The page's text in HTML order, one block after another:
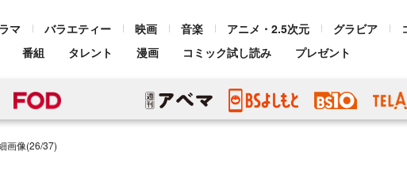
マ バラエティー 映画 音楽 アニメ・2.5次元 グラビア
番組 タレント 漫画 コミック試し読み プレゼント
画像(26/37)